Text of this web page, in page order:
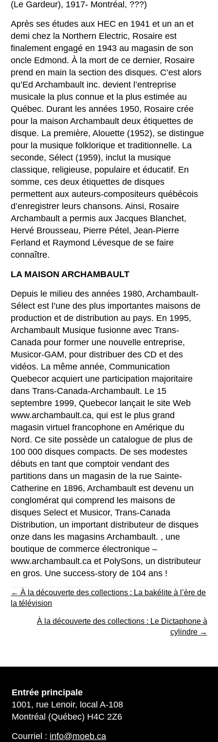
(Le Gardeur), 1917- Montréal, ???)
Après ses études aux HEC en 1941 et un an et
demi chez la Northern Electric, Rosaire est
finalement engagé en 1943 au magasin de son
oncle Edmond. À la mort de ce dernier, Rosaire
prend en main la section des disques. C’est alors
qu’Ed Archambault inc. devient l’entreprise
musicale la plus connue et la plus estimée au
Québec. Durant les années 1950, Rosaire crée
pour la maison Archambault deux étiquettes de
disque. La première, Alouette (1952), se distingue
pour la musique folklorique et traditionnelle. La
seconde, Sélect (1959), inclut la musique
classique, religieuse, populaire et éducatif. En
somme, ces deux étiquettes de disques
permettent aux auteurs-compositeurs québécois
d’enregistrer leurs chansons. Ainsi, Rosaire
Archambault a permis aux Jacques Blanchet,
Hervé Brousseau, Pierre Pétel, Jean-Pierre
Ferland et Raymond Lévesque de se faire
connaître.
LA MAISON ARCHAMBAULT
Depuis le milieu des années 1980, Archambault-
Sélect est l’une des plus importantes maisons de
production et de distribution au pays. En 1995,
Archambault Musique fusionne avec Trans-
Canada pour former une nouvelle entreprise,
Musicor-GAM, pour distribuer des CD et des
vidéos. La même année, Communication
Quebecor acquiert une participation majoritaire
dans Trans-Canada-Archambault. Le 15
septembre 1999, Quebecor lançait le site Web
www.archambault.ca, qui est le plus grand
magasin virtuel francophone en Amérique du
Nord. Ce site possède un catalogue de plus de
100 000 disques compacts. De ses modestes
débuts en tant que comptoir vendant des
partitions dans un magasin de la rue Sainte-
Catherine en 1896, Archambault est devenu un
conglomérat qui comprend les maisons de
disques Select et Musicor, Trans-Canada
Distribution, un important distributeur de disques
onze dans les magasins Archambault. , une
boutique de commerce électronique –
www.archambault.ca et PolySons, un distributeur
en gros. Une success-story de 104 ans !
Posts
navigation
← À la découverte des collections : La bakélite à l’ère de
la télévision
À la découverte des collections : Le Dictaphone à
cylindre →
Entrée principale
1001, rue Lenoir, local A-108
Montréal (Québec) H4C 2Z6
Courriel : info@moeb.ca